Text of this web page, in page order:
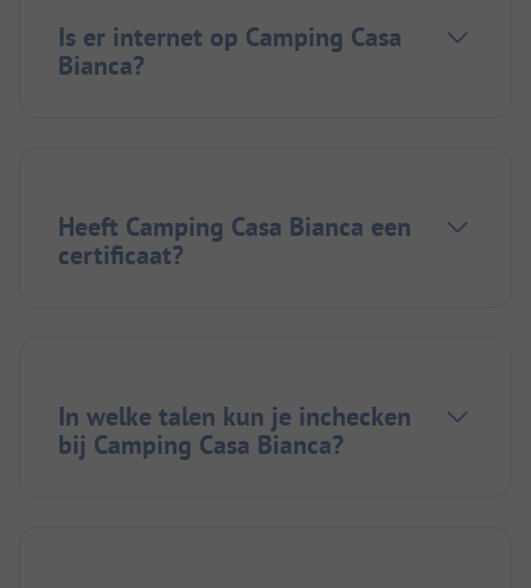
Is er internet op Camping Casa
Bianca?
Heeft Camping Casa Bianca een
certificaat?
In welke talen kun je inchecken
bij Camping Casa Bianca?